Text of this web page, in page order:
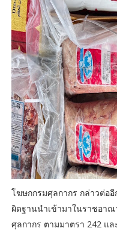
โฆษกกรมศุลกากร กล่าวต่ออี
ผิดฐานนำเข้ามาในราชอาณ
ศุลกากร ตามมาตรา 242 แ